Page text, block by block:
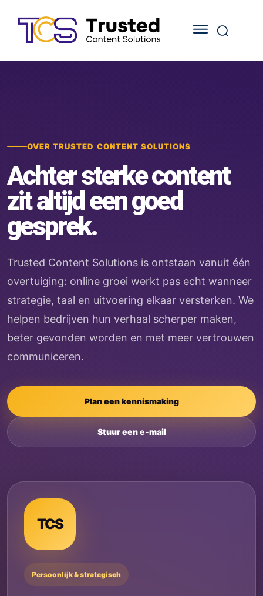
OVER TRUSTED CONTENT SOLUTIONS
Achter sterke content
zit altijd een goed
gesprek.
Trusted Content Solutions is ontstaan vanuit één
overtuiging: online groei werkt pas echt wanneer
strategie, taal en uitvoering elkaar versterken. We
helpen bedrijven hun verhaal scherper maken,
beter gevonden worden en met meer vertrouwen
communiceren.
Plan een kennismaking
Stuur een e-mail
TCS
Persoonlijk & strategisch